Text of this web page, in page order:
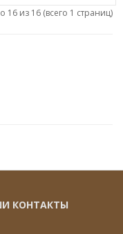
16 из 16 (всего 1 страниц)
КОНТАКТЫ